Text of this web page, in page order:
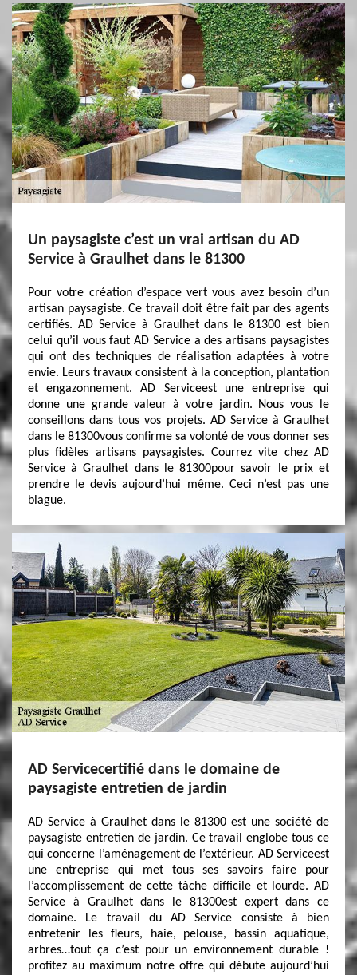
Un paysagiste c’est un vrai artisan du AD
Service à Graulhet dans le 81300
Pour votre création d’espace vert vous avez besoin d’un
artisan paysagiste. Ce travail doit être fait par des agents
certifiés. AD Service à Graulhet dans le 81300 est bien
celui qu’il vous faut AD Service a des artisans paysagistes
qui ont des techniques de réalisation adaptées à votre
envie. Leurs travaux consistent à la conception, plantation
et engazonnement. AD Serviceest une entreprise qui
donne une grande valeur à votre jardin. Nous vous le
conseillons dans tous vos projets. AD Service à Graulhet
dans le 81300vous confirme sa volonté de vous donner ses
plus fidèles artisans paysagistes. Courrez vite chez AD
Service à Graulhet dans le 81300pour savoir le prix et
prendre le devis aujourd’hui même. Ceci n’est pas une
blague.
AD Servicecertifié dans le domaine de
paysagiste entretien de jardin
AD Service à Graulhet dans le 81300 est une société de
paysagiste entretien de jardin. Ce travail englobe tous ce
qui concerne l’aménagement de l’extérieur. AD Serviceest
une entreprise qui met tous ses savoirs faire pour
l’accomplissement de cette tâche difficile et lourde. AD
Service à Graulhet dans le 81300est expert dans ce
domaine. Le travail du AD Service consiste à bien
entretenir les fleurs, haie, pelouse, bassin aquatique,
arbres…tout ça c’est pour un environnement durable !
profitez au maximum notre offre qui débute aujourd’hui